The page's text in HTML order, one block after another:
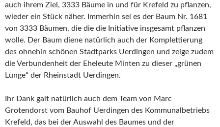
auch ihrem Ziel, 3333 Bäume in und für Krefeld zu pflanzen,
wieder ein Stück näher. Immerhin sei es der Baum Nr. 1681
von 3333 Bäumen, die die die Initiative insgesamt pflanzen
wolle. Der Baum diene natürlich auch der Komplettierung
des ohnehin schönen Stadtparks Uerdingen und zeige zudem
die Verbundenheit der Eheleute Minten zu dieser „grünen
Lunge“ der Rheinstadt Uerdingen.
Ihr Dank galt natürlich auch dem Team von Marc
Grotendorst vom Bauhof Uerdingen des Kommunalbetriebs
Krefeld, das bei der Auswahl des Baumes und der